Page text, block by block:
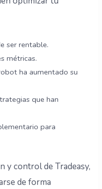
ser rentable.
métricas.
ha aumentado su
que han
para
y control de Tradeasy,
de forma